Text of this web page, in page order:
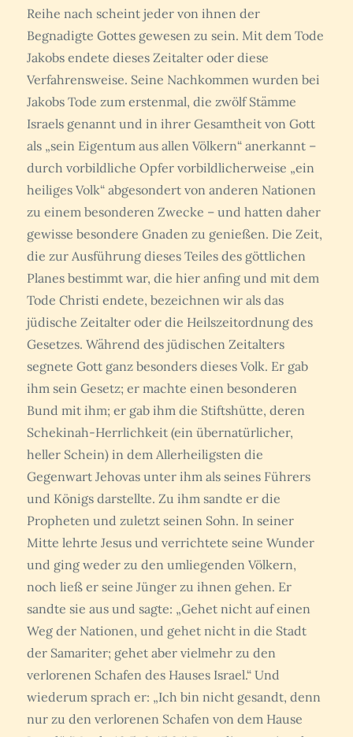
Reihe nach scheint jeder von ihnen der
Begnadigte Gottes gewesen zu sein. Mit dem Tode
Jakobs endete dieses Zeitalter oder diese
Verfahrensweise. Seine Nachkommen wurden bei
Jakobs Tode zum erstenmal, die zwölf Stämme
Israels genannt und in ihrer Gesamtheit von Gott
als „sein Eigentum aus allen Völkern“ anerkannt –
durch vorbildliche Opfer vorbildlicherweise „ein
heiliges Volk“ abgesondert von anderen Nationen
zu einem besonderen Zwecke – und hatten daher
gewisse besondere Gnaden zu genießen. Die Zeit,
die zur Ausführung dieses Teiles des göttlichen
Planes bestimmt war, die hier anfing und mit dem
Tode Christi endete, bezeichnen wir als das
jüdische Zeitalter oder die Heilszeitordnung des
Gesetzes. Während des jüdischen Zeitalters
segnete Gott ganz besonders dieses Volk. Er gab
ihm sein Gesetz; er machte einen besonderen
Bund mit ihm; er gab ihm die Stiftshütte, deren
Schekinah-Herrlichkeit (ein übernatürlicher,
heller Schein) in dem Allerheiligsten die
Gegenwart Jehovas unter ihm als seines Führers
und Königs darstellte. Zu ihm sandte er die
Propheten und zuletzt seinen Sohn. In seiner
Mitte lehrte Jesus und verrichtete seine Wunder
und ging weder zu den umliegenden Völkern,
noch ließ er seine Jünger zu ihnen gehen. Er
sandte sie aus und sagte: „Gehet nicht auf einen
Weg der Nationen, und gehet nicht in die Stadt
der Samariter; gehet aber vielmehr zu den
verlorenen Schafen des Hauses Israel.“ Und
wiederum sprach er: „Ich bin nicht gesandt, denn
nur zu den verlorenen Schafen von dem Hause